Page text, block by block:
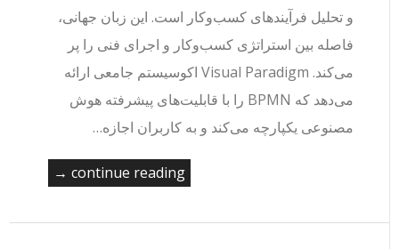
و تحلیل فرآیندهای کسب‌وکار است. این زبان جهانی،
فاصله بین استراتژی کسب‌وکار و اجرای فنی را پر
می‌کند. Visual Paradigm اکوسیستم جامعی ارائه
می‌دهد که BPMN را با قابلیت‌های پیشرفته هوش
مصنوعی یکپارچه می‌کند و به کاربران اجازه…
continue reading →